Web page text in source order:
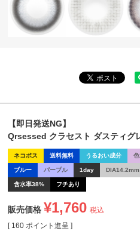
【即日発送NG】
Qrsessed クラセスト ダスティグ
ネコポス 送料無料 うるおい成分
ブルー パープル 1day DIA14.2mm
含水率38% フチあり
販売価格 ¥1,760 税込
[ 160 ポイント進呈 ]